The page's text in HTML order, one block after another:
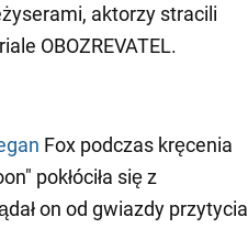
aktorzy stracili
OBOZREVATEL.
Fox podczas kręcenia
pokłóciła się z
on od gwiazdy przytycia